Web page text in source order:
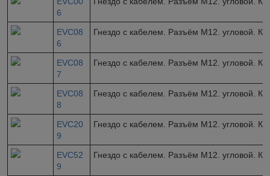
6
EVC08
6
Гнездо с кабелем. Разъём M12. угловой.
EVC08
7
Гнездо с кабелем. Разъём M12. угловой.
EVC08
8
Гнездо с кабелем. Разъём M12. угловой.
EVC20
9
Гнездо с кабелем. Разъём M12. угловой.
EVC52
9
Гнездо с кабелем. Разъём M12. угловой.